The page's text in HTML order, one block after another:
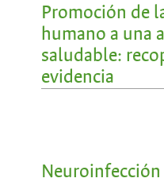
Promoción de
humano a una
saludable:
evidencia